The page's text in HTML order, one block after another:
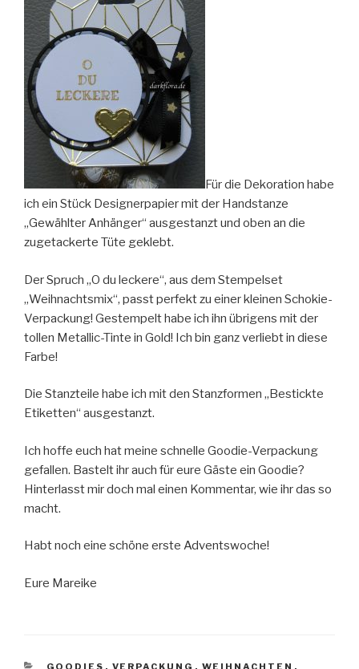
Für die Dekoration habe
ich ein Stück Designerpapier mit der Handstanze
„Gewählter Anhänger“ ausgestanzt und oben an die
zugetackerte Tüte geklebt.
Der Spruch „O du leckere“, aus dem Stempelset
„Weihnachtsmix“, passt perfekt zu einer kleinen Schokie-
Verpackung! Gestempelt habe ich ihn übrigens mit der
tollen Metallic-Tinte in Gold! Ich bin ganz verliebt in diese
Farbe!
Die Stanzteile habe ich mit den Stanzformen „Bestickte
Etiketten“ ausgestanzt.
Ich hoffe euch hat meine schnelle Goodie-Verpackung
gefallen. Bastelt ihr auch für eure Gäste ein Goodie?
Hinterlasst mir doch mal einen Kommentar, wie ihr das so
macht.
Habt noch eine schöne erste Adventswoche!
Eure Mareike
KATEGORIEN